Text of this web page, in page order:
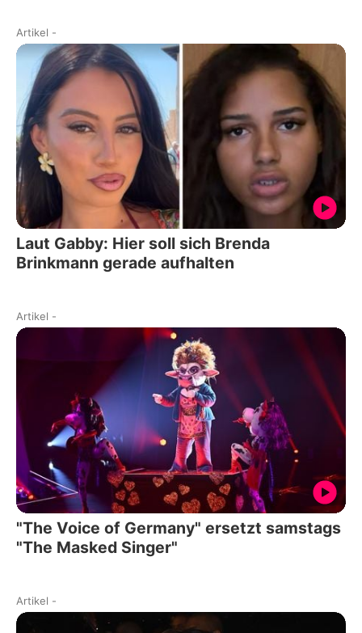
Artikel -
Laut Gabby: Hier soll sich Brenda
Brinkmann gerade aufhalten
Artikel -
"The Voice of Germany" ersetzt samstags
"The Masked Singer"
Artikel -